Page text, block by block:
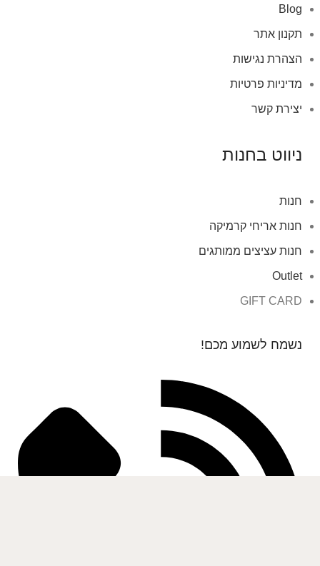
Blog
תקנון אתר
הצהרת נגישות
מדיניות פרטיות
יצירת קשר
ניווט בחנות
חנות
חנות אריחי קרמיקה
חנות עציצים ממותגים
Outlet
GIFT CARD
נשמח לשמוע מכם!